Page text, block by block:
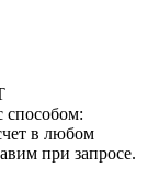
способом:
в любом
при запросе.